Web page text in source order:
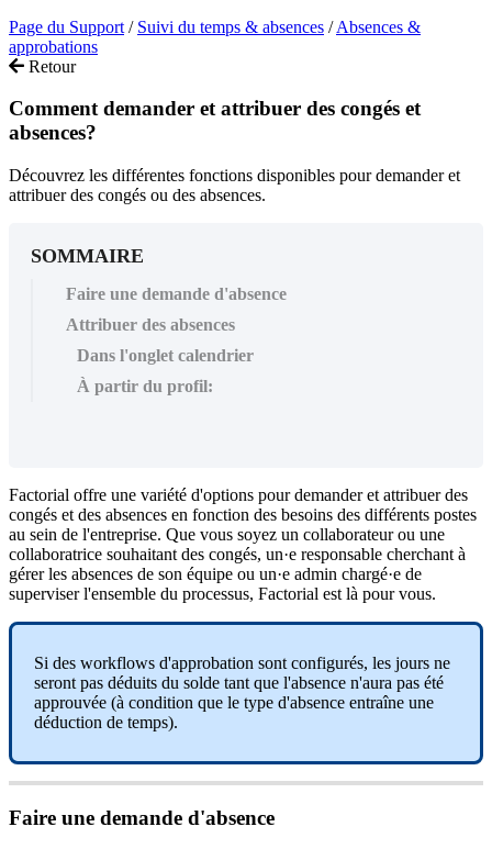
Page du Support / Suivi du temps & absences / Absences &
approbations
Retour
Comment demander et attribuer des congés et
absences?
Découvrez les différentes fonctions disponibles pour demander et
attribuer des congés ou des absences.
SOMMAIRE
Faire une demande d'absence
Attribuer des absences
Dans l'onglet calendrier
À partir du profil:
Factorial offre une variété d'options pour demander et attribuer des
congés et des absences en fonction des besoins des différents postes
au sein de l'entreprise. Que vous soyez un collaborateur ou une
collaboratrice souhaitant des congés, un·e responsable cherchant à
gérer les absences de son équipe ou un·e admin chargé·e de
superviser l'ensemble du processus, Factorial est là pour vous.
Si des workflows d'approbation sont configurés, les jours ne
seront pas déduits du solde tant que l'absence n'aura pas été
approuvée (à condition que le type d'absence entraîne une
déduction de temps).
Faire une demande d'absence